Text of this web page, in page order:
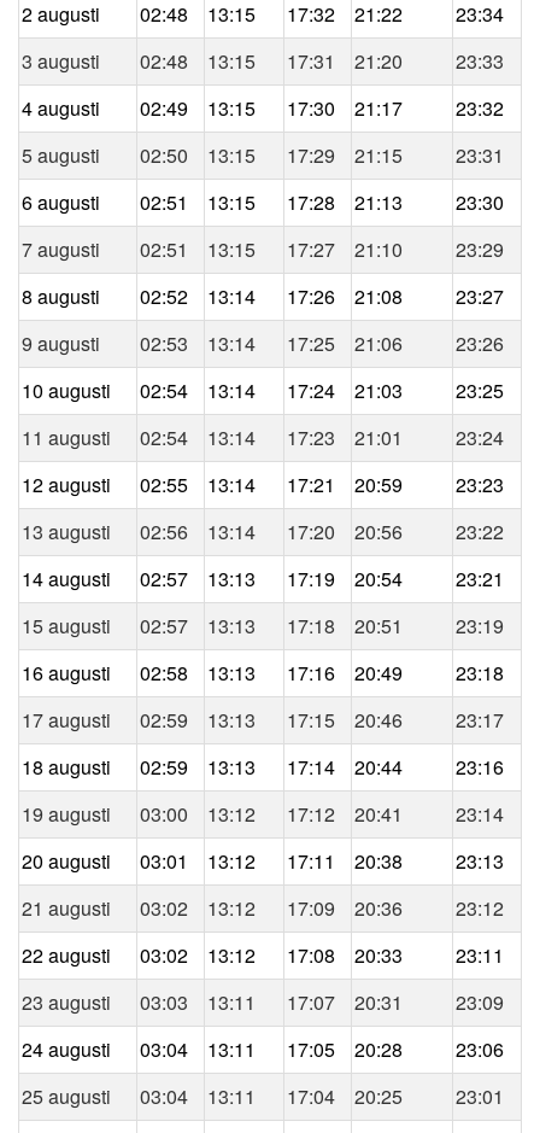
2 augusti
02:48 13:15 17:32 21:22
23:34
3 augusti
02:48 13:15 17:31 21:20
23:33
4 augusti
02:49 13:15 17:30 21:17
23:32
5 augusti
02:50 13:15 17:29 21:15
23:31
6 augusti
02:51 13:15 17:28 21:13
23:30
7 augusti
02:51 13:15 17:27 21:10
23:29
8 augusti
02:52 13:14 17:26 21:08
23:27
9 augusti
02:53 13:14 17:25 21:06
23:26
10 augusti
02:54 13:14 17:24 21:03
23:25
11 augusti
02:54 13:14 17:23 21:01
23:24
12 augusti
02:55 13:14 17:21 20:59
23:23
13 augusti
02:56 13:14 17:20 20:56
23:22
14 augusti
02:57 13:13 17:19 20:54
23:21
15 augusti
02:57 13:13 17:18 20:51
23:19
16 augusti
02:58 13:13 17:16 20:49
23:18
17 augusti
02:59 13:13 17:15 20:46
23:17
18 augusti
02:59 13:13 17:14 20:44
23:16
19 augusti
03:00 13:12 17:12 20:41
23:14
20 augusti
03:01 13:12 17:11 20:38
23:13
21 augusti
03:02 13:12 17:09 20:36
23:12
22 augusti
03:02 13:12 17:08 20:33
23:11
23 augusti
03:03 13:11 17:07 20:31
23:09
24 augusti
03:04 13:11 17:05 20:28
23:06
25 augusti
03:04 13:11 17:04 20:25
23:01